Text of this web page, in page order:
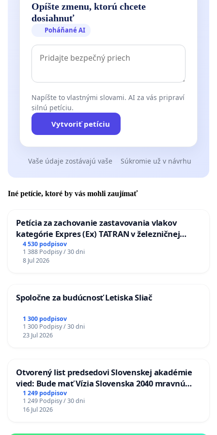
Opíšte zmenu, ktorú chcete
dosiahnuť
Poháňané AI
Napíšte to vlastnými slovami. AI za vás pripraví
silnú petíciu.
Vytvoriť petíciu
Vaše údaje zostávajú vaše Súkromie už v návrhu
Iné petície, ktoré by vás mohli zaujímať
Petícia za zachovanie zastavovania vlakov
kategórie Expres (Ex) TATRAN v železničnej
stanici Púchov
4 530 podpisov
1 388 Podpisy / 30 dni
8 Jul 2026
Spoločne za budúcnosť Letiska Sliač
1 300 podpisov
1 300 Podpisy / 30 dni
23 Jul 2026
Otvorený list predsedovi Slovenskej akadémie
vied: Bude mať Vízia Slovenska 2040 mravnú
chrbticu?
1 249 podpisov
1 249 Podpisy / 30 dni
16 Jul 2026